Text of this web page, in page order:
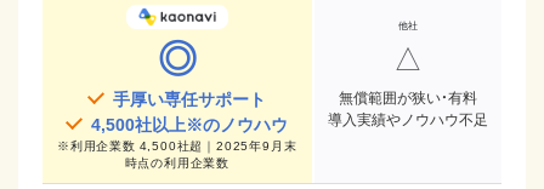
◎
手厚い専任サポート
4,500社以上※のノウハウ
※利用企業数 4,500社超｜2025年9月末
時点の利用企業数
△
無償範囲が狭い・有料
導入実績やノウハウ不足